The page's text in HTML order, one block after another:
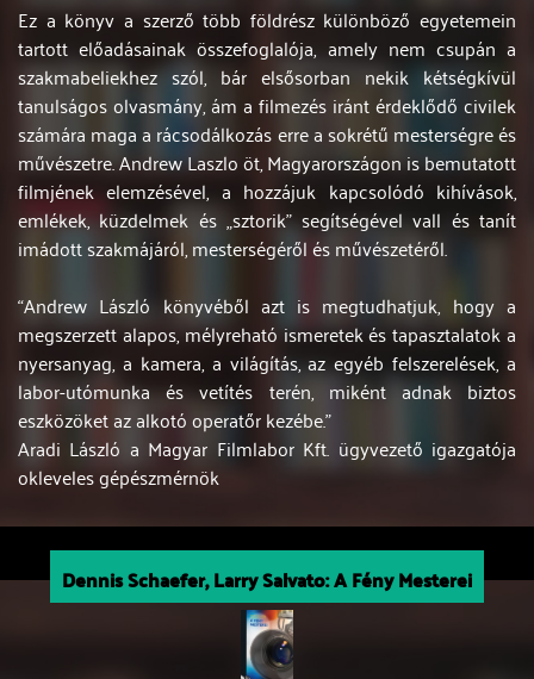
Ez a könyv a szerző több földrész különböző egyetemein
tartott előadásainak összefoglalója, amely nem csupán a
szakmabeliekhez szól, bár elsősorban nekik kétségkívül
tanulságos olvasmány, ám a filmezés iránt érdeklődő civilek
számára maga a rácsodálkozás erre a sokrétű mesterségre és
művészetre. Andrew Laszlo öt, Magyarországon is bemutatott
filmjének elemzésével, a hozzájuk kapcsolódó kihívások,
emlékek, küzdelmek és „sztorik” segítségével vall és tanít
imádott szakmájáról, mesterségéről és művészetéről.
“Andrew László könyvéből azt is megtudhatjuk, hogy a
megszerzett alapos, mélyreható ismeretek és tapasztalatok a
nyersanyag, a kamera, a világítás, az egyéb felszerelések, a
labor-utómunka és vetítés terén, miként adnak biztos
eszközöket az alkotó operatőr kezébe.”
Aradi László a Magyar Filmlabor Kft. ügyvezető igazgatója
okleveles gépészmérnök
Dennis Schaefer, Larry Salvato: A Fény Mesterei